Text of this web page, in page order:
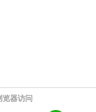
览器访问